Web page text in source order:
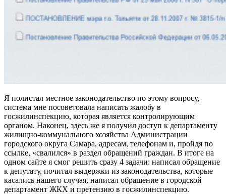
Я полистал местное законодательство по этому вопросу,
система мне посоветовала написать жалобу в
госжилинспекцию, которая является контролирующим
органом. Наконец, здесь же я получил доступ к департаменту
жилищно-коммунального хозяйства Администрации
городского округа Самара, адресам, телефонам и, пройдя по
ссылке, «свалился» в раздел обращений граждан. В итоге на
одном сайте я смог решить сразу 4 задачи: написал обращение
к депутату, почитал выдержки из законодательства, которые
касались нашего случая, написал обращение в городской
департамент ЖКХ и претензию в госжилинспекцию.